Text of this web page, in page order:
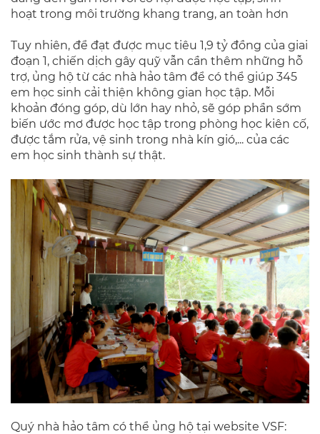
hoạt trong môi trường khang trang, an toàn hơn
Tuy nhiên, để đạt được mục tiêu 1,9 tỷ đồng của giai
đoạn 1, chiến dịch gây quỹ vẫn cần thêm những hỗ
trợ, ủng hộ từ các nhà hảo tâm để có thể giúp 345
em học sinh cải thiện không gian học tập. Mỗi
khoản đóng góp, dù lớn hay nhỏ, sẽ góp phần sớm
biến ước mơ được học tập trong phòng học kiên cố,
được tắm rửa, vệ sinh trong nhà kín gió,... của các
em học sinh thành sự thật.
Quý nhà hảo tâm có thể ủng hộ tại website VSF: